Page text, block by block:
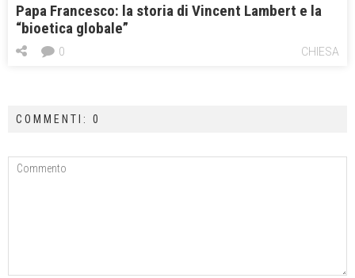
Papa Francesco: la storia di Vincent Lambert e la
“bioetica globale”
CHIESA
0
COMMENTI: 0